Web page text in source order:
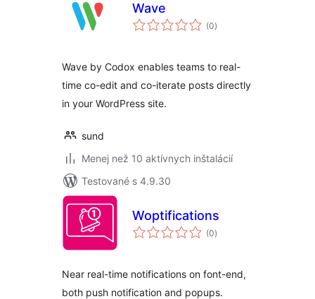
Wave
(0celkové
hodnotenie
)
Wave by Codox enables teams to real-
time co-edit and co-iterate posts directly
in your WordPress site.
sund
Menej než 10 aktívnych inštalácií
Testované s 4.9.30
Woptifications
(0celkové
hodnotenie
)
Near real-time notifications on font-end,
both push notification and popups.